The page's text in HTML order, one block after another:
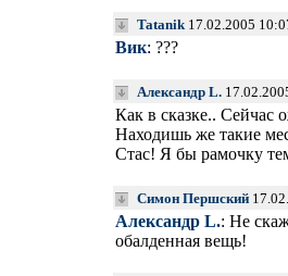
Tatanik17.02.2005
Вик: ???
Александр L.
Как в сказке.. Сейчас
Находишь же такие
Стас! Я бы рамочку
Симон Першский
Александр L.: Не
обалденная вещь!